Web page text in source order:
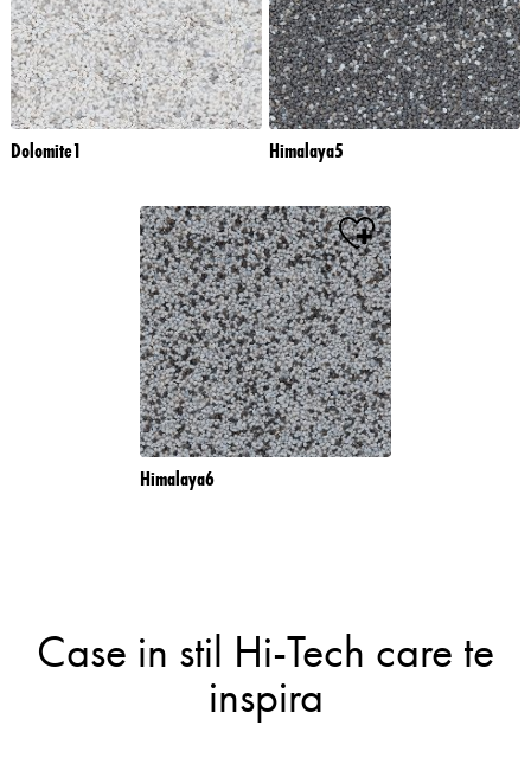
Dolomite1 Himalaya5
Himalaya6
Case in stil Hi-Tech care te
inspira